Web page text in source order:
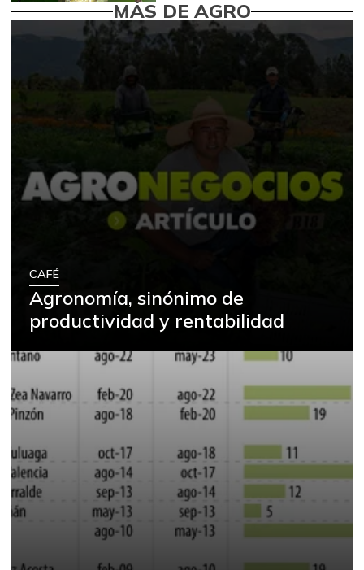
MÁS DE AGRO
CAFÉ
Agronomía, sinónimo de
productividad y rentabilidad